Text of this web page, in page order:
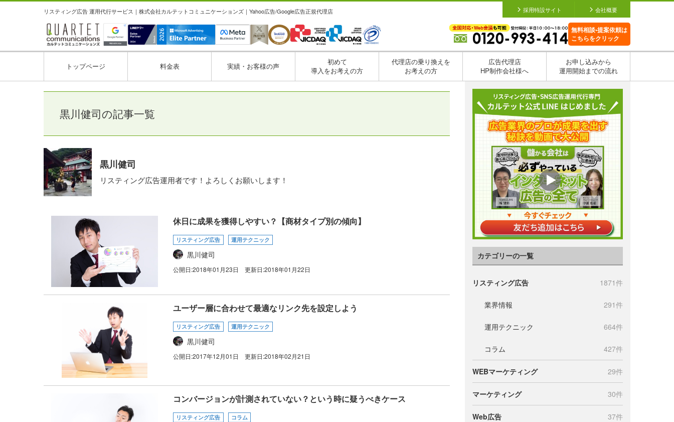
リスティング広告 運用代行サービス｜株式会社カルテットコミュニケーションズ｜Yahoo広告/Google広告正規代理店 採用特設サイト 会社概要
無料相談•提案依頼は
こちらをクリック
トップページ 料金表 実績・お客様の声
初めて
導入をお考えの方
代理店の乗り換えを
お考えの方
広告代理店
HP制作会社様へ
お申し込みから
運用開始までの流れ
黒川健司の記事一覧
黒川健司
リスティング広告運用者です！よろしくお願いします！
休日に成果を獲得しやすい？【商材タイプ別の傾向】
リスティング広告 運用テクニック
黒川健司
公開日:2018年01月23日 更新日:2018年01月22日
ユーザー層に合わせて最適なリンク先を設定しよう
リスティング広告 運用テクニック
黒川健司
公開日:2017年12月01日 更新日:2018年02月21日
コンバージョンが計測されていない？という時に疑うべきケース
リスティング広告 コラム
カテゴリーの一覧
リスティング広告 1871件
業界情報 291件
運用テクニック 664件
コラム 427件
WEBマーケティング 29件
マーケティング 30件
Web広告 37件